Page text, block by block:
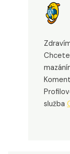
služba